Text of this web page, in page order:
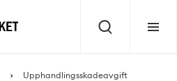
Sök Meny
Upphandlingsskadeavgift